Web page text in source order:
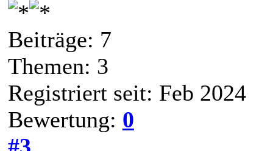
Beiträge: 7
Themen: 3
Registriert seit: Feb 2024
Bewertung: 0